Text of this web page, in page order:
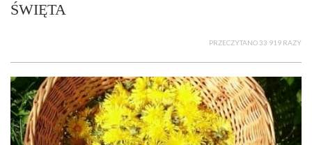
ŚWIĘTA
PRZECZYTANO 33 919 RAZY